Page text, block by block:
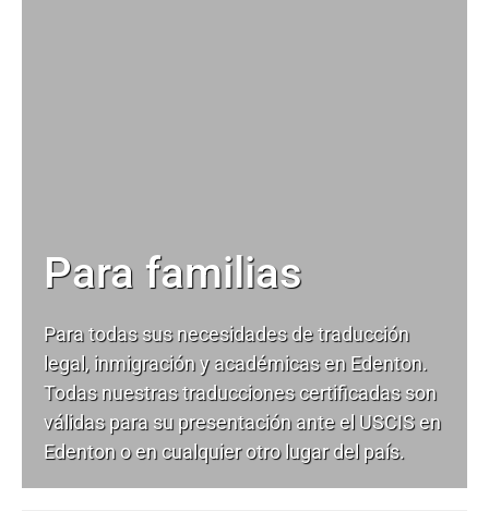
Para familias
Para todas sus necesidades detraducción
legal, inmigración y académicas en Edenton.
Todas nuestras traducciones certificadas son
válidas para su presentación ante el USCIS en
Edenton o en cualquier otro lugar del país.